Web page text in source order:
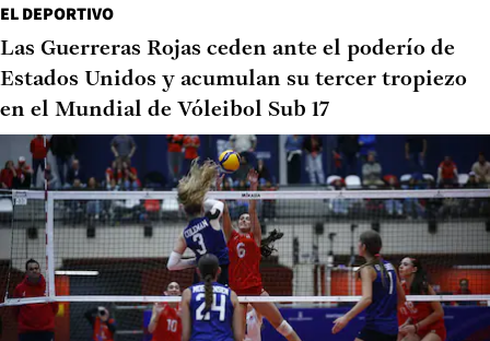
EL DEPORTIVO
Las Guerreras Rojas ceden ante el poderío de
Estados Unidos y acumulan su tercer tropiezo
en el Mundial de Vóleibol Sub 17